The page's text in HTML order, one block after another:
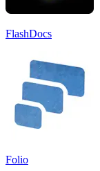
FlashDocs
Folio